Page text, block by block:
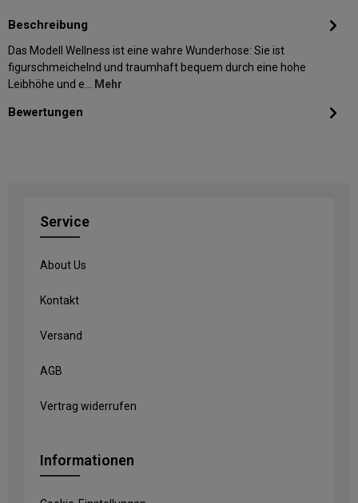
Beschreibung
Das Modell Wellness ist eine wahre Wunderhose: Sie ist
figurschmeichelnd und traumhaft bequem durch eine hohe
Leibhöhe und e… Mehr
Bewertungen
Service
About Us
Kontakt
Versand
AGB
Vertrag widerrufen
Informationen